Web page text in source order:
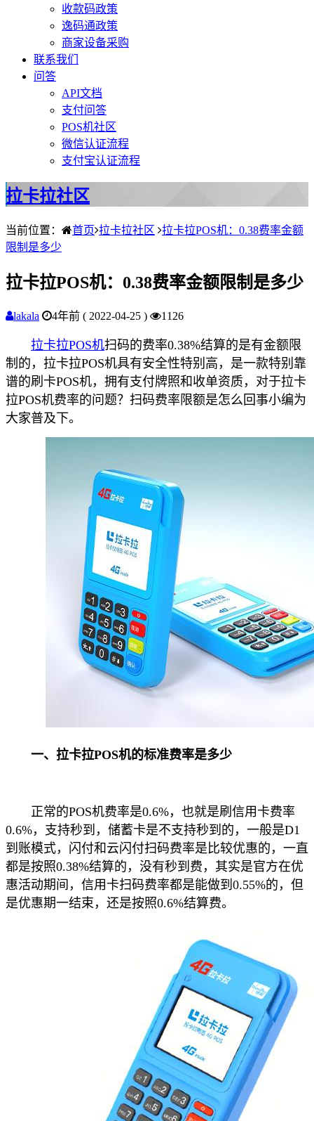
收款码政策
逸码通政策
商家设备采购
联系我们
问答
API文档
支付问答
POS机社区
微信认证流程
支付宝认证流程
拉卡拉社区
当前位置： 首页 拉卡拉社区
拉卡拉POS机：0.38费率金额
限制是多少
拉卡拉POS机：0.38费率金额限制是多少
lakala 4年前 ( 2022-04-25 ) 1126
拉卡拉POS机扫码的费率0.38%结算的是有金额限
制的，拉卡拉POS机具有安全性特别高，是一款特别靠
谱的刷卡POS机，拥有支付牌照和收单资质，对于拉卡
拉POS机费率的问题？扫码费率限额是怎么回事小编为
大家普及下。
一、拉卡拉POS机的标准费率是多少
正常的POS机费率是0.6%，也就是刷信用卡费率
0.6%，支持秒到，储蓄卡是不支持秒到的，一般是D1
到账模式，闪付和云闪付扫码费率是比较优惠的，一直
都是按照0.38%结算的，没有秒到费，其实是官方在优
惠活动期间，信用卡扫码费率都是能做到0.55%的，但
是优惠期一结束，还是按照0.6%结算费。